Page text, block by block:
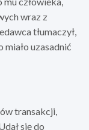
wraz z
tłumaczył,
uzasadnić
transakcji,
się do